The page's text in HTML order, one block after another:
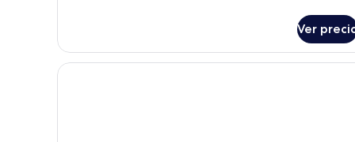
doble,
balcón
Ver